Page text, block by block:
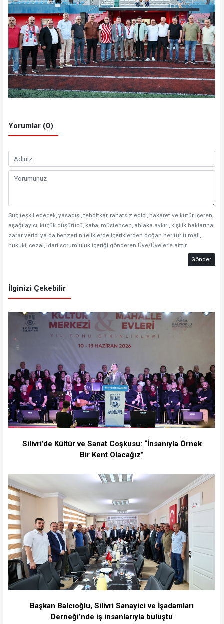
Yorumlar (0)
Suç teşkil edecek, yasadışı, tehditkar, rahatsız edici, hakaret ve küfür içeren,
aşağılayıcı, küçük düşürücü, kaba, müstehcen, ahlaka aykırı, kişilik haklarına
zarar verici ya da benzeri niteliklerde içeriklerden doğan her türlü mali,
hukuki, cezai, idari sorumluluk içeriği gönderen Üye/Üyeler’e aittir.
Gönder
İlginizi Çekebilir
Silivri’de Kültür ve Sanat Coşkusu: “İnsanıyla Örnek
Bir Kent Olacağız”
Başkan Balcıoğlu, Silivri Sanayici ve İşadamları
Derneği’nde iş insanlarıyla buluştu